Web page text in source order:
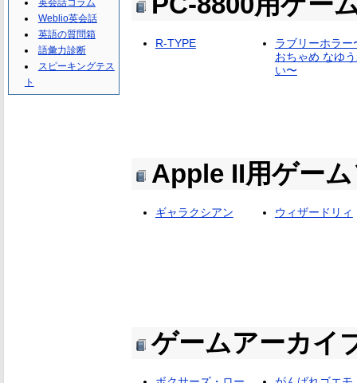
R-TYPE
ラブリーホラー
おちゃめ なゆ
い〜
Apple II用ゲー
ギャラクシアン ウィザードリィ
ゲームアーカイ
英会話コラム
Weblio英会話
英語の質問箱
語彙力診断
スピーキングテス
ト